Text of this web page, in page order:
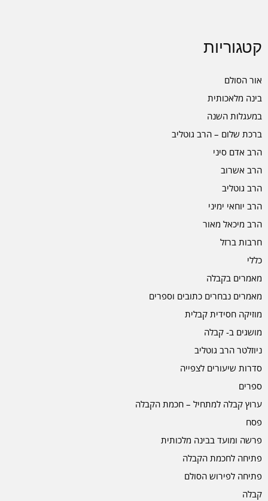
קטגוריות
אור הסולם
בינה מלאכותית
במעגלות השנה
ברכת שלום – הרב גוטליב
הרב אדם סיני
הרב אשרוב
הרב גוטליב
הרב יוחאי ימיני
הרב מיכאל מאור
חרבות ברזל
כללי
מאמרים בקבלה
מאמרים נבחרים כתובים וספרים
מוזיקה חסידית קבלית
מושגים ב- קבלה
ניוזלטר הרב גוטליב
סדרות שיעורים לצפייה
ספרים
ערוץ קבלה למתחיל – חכמת הקבלה
פסח
פרשה ומועד בבינה מלכותית
פתיחה לחכמת הקבלה
פתיחה לפירוש הסולם
קבלה